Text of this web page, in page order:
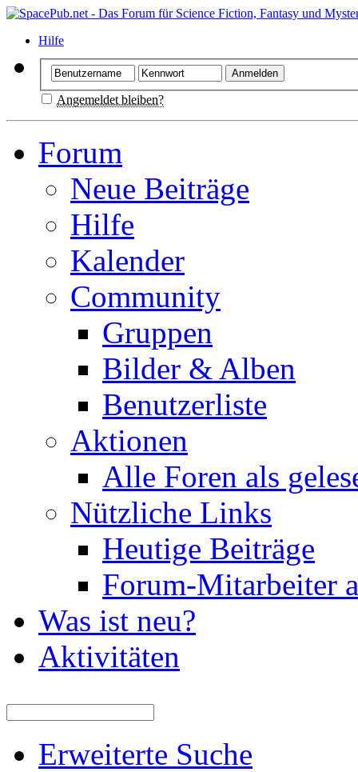
Hilfe
Angemeldet bleiben?
Forum
Neue Beiträge
Hilfe
Kalender
Community
Gruppen
Bilder & Alben
Benutzerliste
Aktionen
Alle Foren als
Nützliche Links
Heutige Beiträge
Forum-Mitarbeiter
Was ist neu?
Aktivitäten
Erweiterte Suche